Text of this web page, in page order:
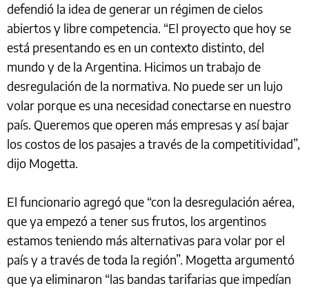
defendió la idea de generar un régimen de cielos
abiertos y libre competencia. “El proyecto que hoy se
está presentando es en un contexto distinto, del
mundo y de la Argentina. Hicimos un trabajo de
desregulación de la normativa. No puede ser un lujo
volar porque es una necesidad conectarse en nuestro
país. Queremos que operen más empresas y así bajar
los costos de los pasajes a través de la competitividad”,
dijo Mogetta.
El funcionario agregó que “con la desregulación aérea,
que ya empezó a tener sus frutos, los argentinos
estamos teniendo más alternativas para volar por el
país y a través de toda la región”. Mogetta argumentó
que ya eliminaron “las bandas tarifarias que impedían